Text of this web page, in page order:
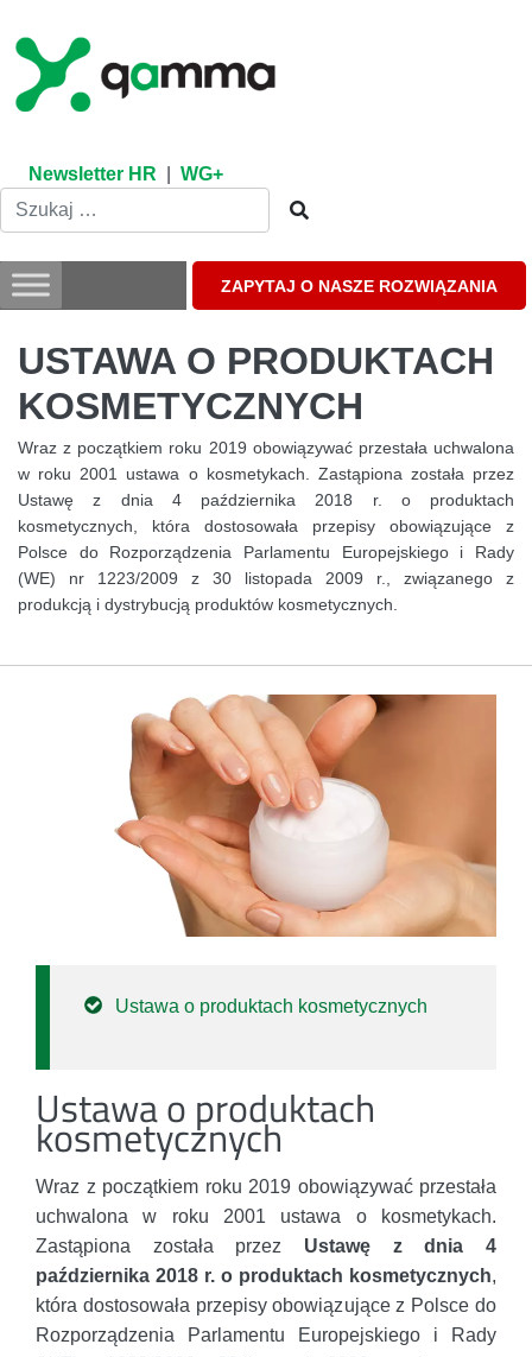
content
Newsletter HR WG+
ZAPYTAJ O NASZE ROZWIĄZANIA
USTAWA O PRODUKTACH
KOSMETYCZNYCH
Wraz z początkiem roku 2019 obowiązywać przestała uchwalona
w roku 2001 ustawa o kosmetykach. Zastąpiona została przez
Ustawę z dnia 4 października 2018 r. o produktach
kosmetycznych, która dostosowała przepisy obowiązujące z
Polsce do Rozporządzenia Parlamentu Europejskiego i Rady
(WE) nr 1223/2009 z 30 listopada 2009 r., związanego z
produkcją i dystrybucją produktów kosmetycznych.
Ustawa o produktach kosmetycznych
Ustawa o produktach
kosmetycznych
Wraz z początkiem roku 2019 obowiązywać przestała
uchwalona w roku 2001 ustawa o kosmetykach.
Zastąpiona została przez Ustawę z dnia 4
października 2018 r. o produktach kosmetycznych,
która dostosowała przepisy obowiązujące z Polsce do
Rozporządzenia Parlamentu Europejskiego i Rady